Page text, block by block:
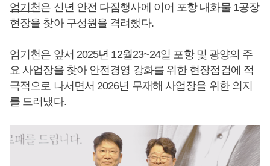
엄기천은 신년 안전 다짐행사에 이어 포항 내화물 1공장
현장을 찾아 구성원을 격려했다.
엄기천은 앞서 2025년 12월23~24일 포항 및 광양의 주
요 사업장을 찾아 안전경영 강화를 위한 현장점검에 적
극적으로 나서면서 2026년 무재해 사업장을 위한 의지
를 드러냈다.